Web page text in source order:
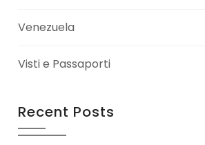
Venezuela
Visti e Passaporti
Recent Posts